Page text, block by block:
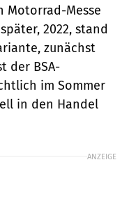
Motorrad-Messe
2022, stand
zunächst
der BSA-
im Sommer
in den Handel
ANZEIGE